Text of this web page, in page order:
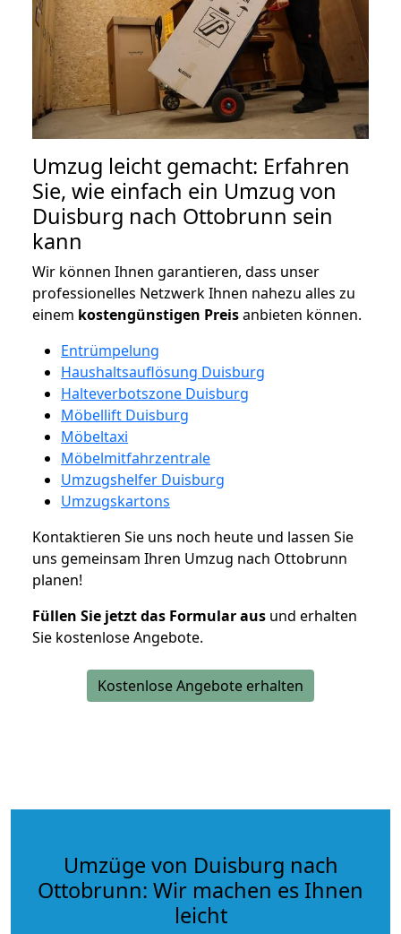
Umzug leicht gemacht: Erfahren
Sie, wie einfach ein Umzug von
Duisburg nach Ottobrunn sein
kann
Wir können Ihnen garantieren, dass unser
professionelles Netzwerk Ihnen nahezu alles zu
einem kostengünstigen Preisanbieten können.
Entrümpelung
Haushaltsauflösung Duisburg
Halteverbotszone Duisburg
Möbellift Duisburg
Möbeltaxi
Möbelmitfahrzentrale
Umzugshelfer Duisburg
Umzugskartons
Kontaktieren Sie uns noch heute und lassen Sie
uns gemeinsam Ihren Umzug nach Ottobrunn
planen!
Füllen Sie jetzt das Formular aus und erhalten
Sie kostenlose Angebote.
Kostenlose Angebote erhalten
Umzüge von Duisburg nach
Ottobrunn: Wir machen es Ihnen
leicht